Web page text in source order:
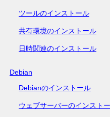
ツールのインストール
共有環境のインストール
日時関連のインストール
Debian
Debianのインストール
ウェブサーバーのインスト